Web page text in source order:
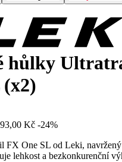
hůlky
(x2)
Kč -24%
FX One SL od Leki, navržený
lehkost a bezkonkurenční